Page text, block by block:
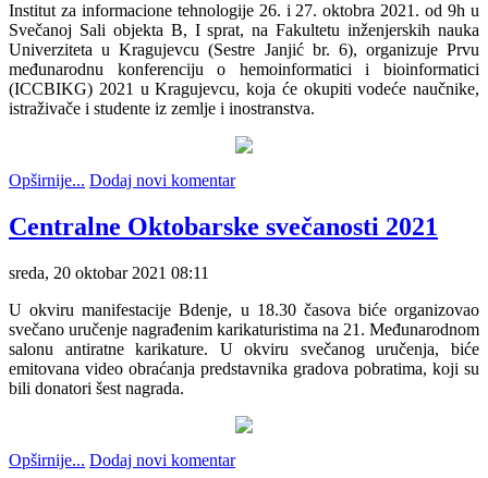
Institut za informacione tehnologije 26. i 27. oktobra 2021. od 9h u
Svečanoj Sali objekta B, I sprat, na Fakultetu inženjerskih nauka
Univerziteta u Kragujevcu (Sestre Janjić br. 6), organizuje Prvu
međunarodnu konferenciju o hemoinformatici i bioinformatici
(ICCBIKG) 2021 u Kragujevcu, koja će okupiti vodeće naučnike,
istraživače i studente iz zemlje i inostranstva.
Opširnije... Dodaj novi komentar
Centralne Oktobarske svečanosti 2021
sreda, 20 oktobar 2021 08:11
U okviru manifestacije Bdenje, u 18.30 časova biće organizovao
svečano uručenje nagrađenim karikaturistima na 21. Međunarodnom
salonu antiratne karikature. U okviru svečanog uručenja, biće
emitovana video obraćanja predstavnika gradova pobratima, koji su
bili donatori šest nagrada.
Opširnije... Dodaj novi komentar